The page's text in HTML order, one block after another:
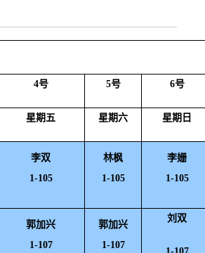
4号 5号 6号
星期五 星期六 星期日
李双
1-105
林枫
1-105
李姗
1-105
郭加兴
1-107
郭加兴
1-107
刘双